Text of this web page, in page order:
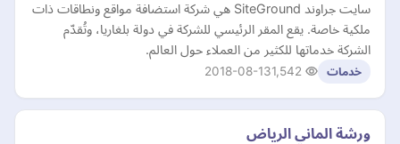
سايت جراوند SiteGround هي شركة استضافة مواقع ونطاقات ذات
ملكية خاصة. يقع المقر الرئيسي للشركة في دولة بلغاريا، وتُقدّم
الشركة خدماتها للكثير من العملاء حول العالم.
خدمات 2018-08-13
ورشة الماني الرياض